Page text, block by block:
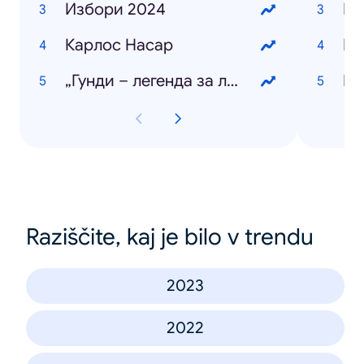
Избори 2024
Карлос Насар
„Гунди – легенда за любовта“
Raziščite, kaj je bilo v trendu
2023
2022